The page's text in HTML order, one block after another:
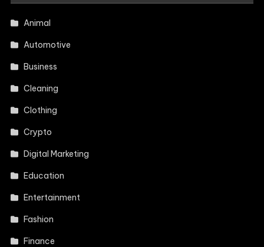
Animal
Automotive
Business
Cleaning
Clothing
Crypto
Digital Marketing
Education
Entertainment
Fashion
Finance